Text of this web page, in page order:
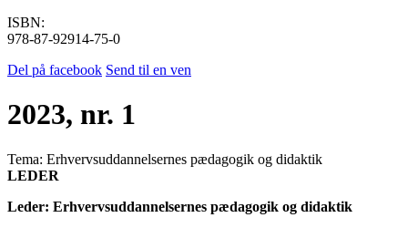
ISBN:
978-87-92914-75-0
Del på facebook Send til en ven
2023, nr. 1
Tema: Erhvervsuddannelsernes pædagogik og didaktik
LEDER
Leder: Erhvervsuddannelsernes pædagogik og didaktik